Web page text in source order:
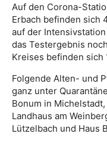
Auf den Corona-
Erbach befinden sich
auf der
das Testergebnis
Kreises befinden sich
Folgende Alten- und
ganz unter
Bonum in
Landhaus am
Lützelbach und Haus